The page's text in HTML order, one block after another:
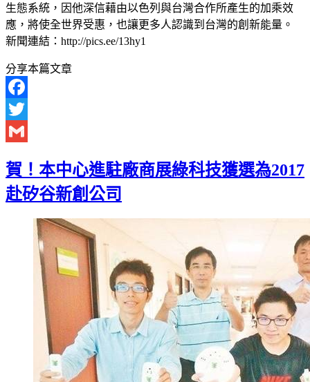
生態系統，因他深信藉由以色列與台灣合作所產生的加乘效
應，將使全世界受惠，也讓更多人認識到台灣的創新能量。
新聞連結：http://pics.ee/13hy1
分享本篇文章
Facebook
Twitter
賀！本中心進駐廠商展綠科技獲選為2017
赴矽谷新創公司